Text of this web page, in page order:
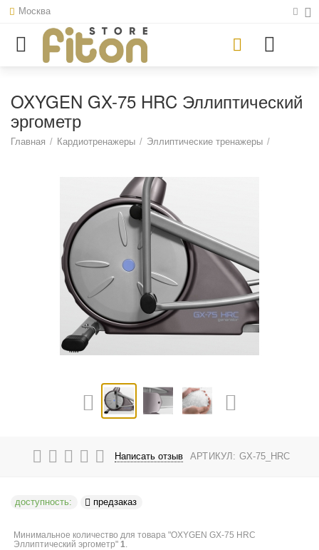
Москва
OXYGEN GX-75 HRC Эллиптический
эргометр
Главная / Кардиотренажеры / Эллиптические тренажеры /
Написать отзыв АРТИКУЛ: GX-75_HRC
доступность: предзаказ
Минимальное количество для товара "OXYGEN GX-75 HRC
Эллиптический эргометр"1.